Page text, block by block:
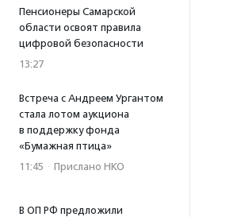
Пенсионеры Самарской
области освоят правила
цифровой безопасности
13:27
Встреча с Андреем Ургантом
стала лотом аукциона
в поддержку фонда
«Бумажная птица»
11:45 · Прислано НКО
В ОП РФ предложили